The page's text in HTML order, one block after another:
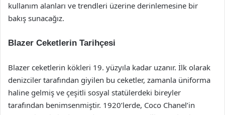
kullanım alanları ve trendleri üzerine derinlemesine bir
bakış sunacağız.
Blazer Ceketlerin Tarihçesi
Blazer ceketlerin kökleri 19. yüzyıla kadar uzanır. İlk olarak
denizciler tarafından giyilen bu ceketler, zamanla üniforma
haline gelmiş ve çeşitli sosyal statülerdeki bireyler
tarafından benimsenmiştir. 1920’lerde, Coco Chanel’in